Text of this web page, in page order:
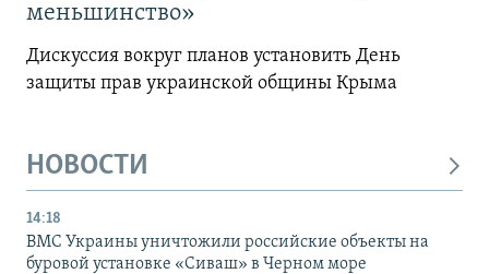
меньшинство»
Дискуссия вокруг планов установить День
защиты прав украинской общины Крыма
НОВОСТИ
14:18
ВМС Украины уничтожили российские объекты на
буровой установке «Сиваш» в Черном море